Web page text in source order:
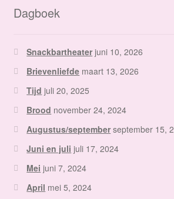
Dagboek
Snackbartheater juni 10, 2026
Brievenliefde maart 13, 2026
Tijd juli 20, 2025
Brood november 24, 2024
Augustus/september september 15,
Juni en juli juli 17, 2024
Mei juni 7, 2024
April mei 5, 2024